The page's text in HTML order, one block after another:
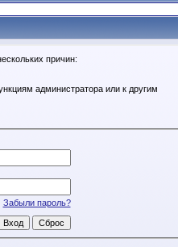
причин:
администратора или к другим
Забыли пароль?